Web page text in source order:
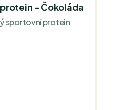
- Čokoláda
sportovní protein